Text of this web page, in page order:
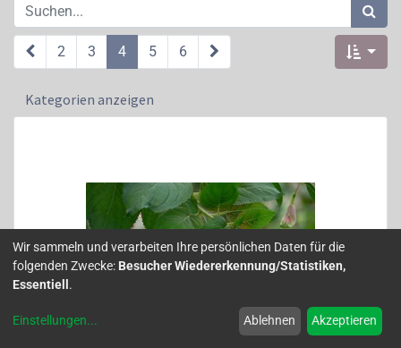
2 3 4 5 6
Kategorien anzeigen
Wir sammeln und verarbeiten Ihre persönlichen Daten für die
folgenden Zwecke: Besucher Wiedererkennung/Statistiken,
Essentiell .
Einstellungen... Ablehnen Akzeptieren